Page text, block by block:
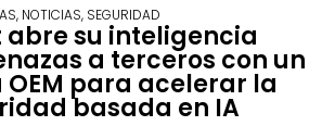
, NOTICIAS, SEGURIDAD
abre su inteligencia
a terceros con un
para acelerar la
basada en IA